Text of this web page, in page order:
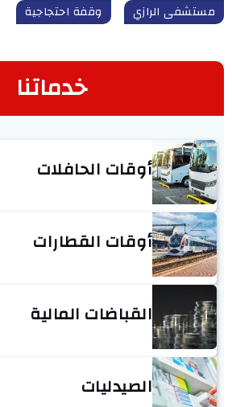
مستشفى الرازي
وقفة احتجاجية
خدماتنا
أوقات الحافلات
أوقات القطارات
القباضات المالية
الصيدليات